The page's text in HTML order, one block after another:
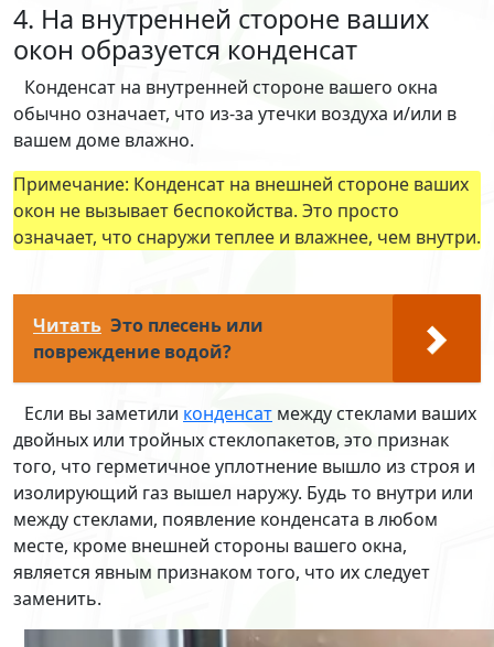
4. На внутренней стороне ваших
окон образуется конденсат
Конденсат на внутренней стороне вашего окна
обычно означает, что из-за утечки воздуха и/или в
вашем доме влажно.
Примечание: Конденсат на внешней стороне ваших
окон не вызывает беспокойства. Это просто
означает, что снаружи теплее и влажнее, чем внутри.
Читать Это плесень или
повреждение водой?
Если вы заметили конденсат между стеклами ваших
двойных или тройных стеклопакетов, это признак
того, что герметичное уплотнение вышло из строя и
изолирующий газ вышел наружу. Будь то внутри или
между стеклами, появление конденсата в любом
месте, кроме внешней стороны вашего окна,
является явным признаком того, что их следует
заменить.